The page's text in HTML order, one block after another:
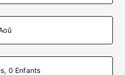
0 Enfants